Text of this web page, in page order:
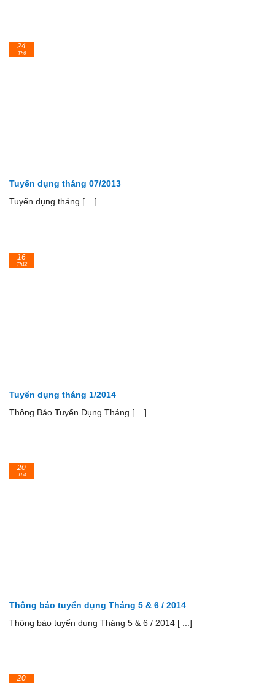
Tuyển dụng tháng 07/2013
Tuyển dụng tháng [ ...]
24
Th6
Tuyển dụng tháng 1/2014
Thông Báo Tuyển Dụng Tháng [ ...]
16
Th12
Thông báo tuyển dụng Tháng 5 & 6 / 2014
Thông báo tuyển dụng Tháng 5 & 6 / 2014 [ ...]
20
Th4
20